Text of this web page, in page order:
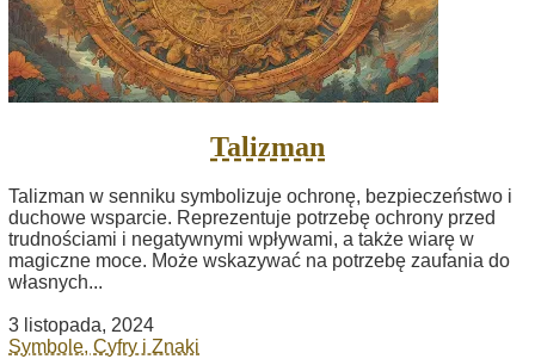
Talizman
Talizman w senniku symbolizuje ochronę, bezpieczeństwo i
duchowe wsparcie. Reprezentuje potrzebę ochrony przed
trudnościami i negatywnymi wpływami, a także wiarę w
magiczne moce. Może wskazywać na potrzebę zaufania do
własnych...
3 listopada, 2024
Symbole, Cyfry i Znaki